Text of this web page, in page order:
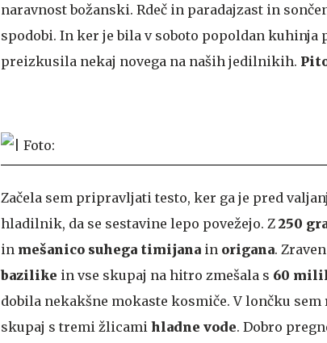
naravnost božanski. Rdeč in paradajzast in
spodobi. In ker je bila v soboto popoldan
preizkusila nekaj novega na naših jedilnikih.
Začela sem pripravljati testo, ker ga je pred
hladilnik, da se sestavine lepo povežejo. Z 250
in mešanico suhega timijana in origana.
bazilike in vse skupaj na hitro zmešala s 60
dobila nekakšne mokaste kosmiče. V lončku
skupaj s tremi žlicami hladne vode. Dobro